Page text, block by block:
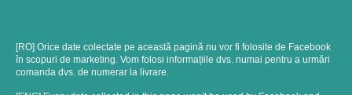
[RO] Orice date colectate pe această pagină nu vor fi folosite de Facebook
în scopuri de marketing. Vom folosi informațiile dvs. numai pentru a urmări
comanda dvs. de numerar la livrare.